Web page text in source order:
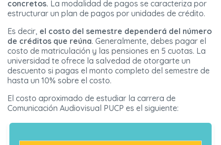
concretos. La modalidad de pagos se caracteriza por
estructurar un plan de pagos por unidades de crédito.
Es decir, el costo del semestre dependerá del número
de créditos que reúna. Generalmente, debes pagar el
costo de matriculación y las pensiones en 5 cuotas. La
universidad te ofrece la salvedad de otorgarte un
descuento si pagas el monto completo del semestre de
hasta un 10% sobre el costo.
El costo aproximado de estudiar la carrera de
Comunicación Audiovisual PUCP es el siguiente: